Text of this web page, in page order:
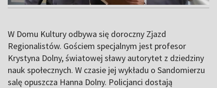
W Domu Kultury odbywa się doroczny Zjazd
Regionalistów. Gościem specjalnym jest profesor
Krystyna Dolny, światowej sławy autorytet z dziedziny
nauk społecznych. W czasie jej wykładu o Sandomierzu
salę opuszcza Hanna Dolny. Policjanci dostają